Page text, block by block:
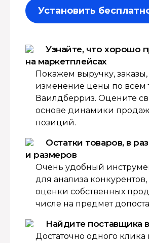
Установить
Узнайте, что хорошо
на маркетплейсах
Покажем выручку, заказы,
изменение цены по всем
Ваилдберриз. Оцените
основе динамики
позиций.
Остатки товаров, в
и размеров
Очень удобный
для анализа
оценки собственных
числе на предмет
Найдите поставщика
Достаточно одного клика